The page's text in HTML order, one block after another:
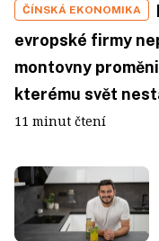
ČÍNSKÁ EKONOMIKA
evropské firmy
montovny
kterému svět
11 minut čtení